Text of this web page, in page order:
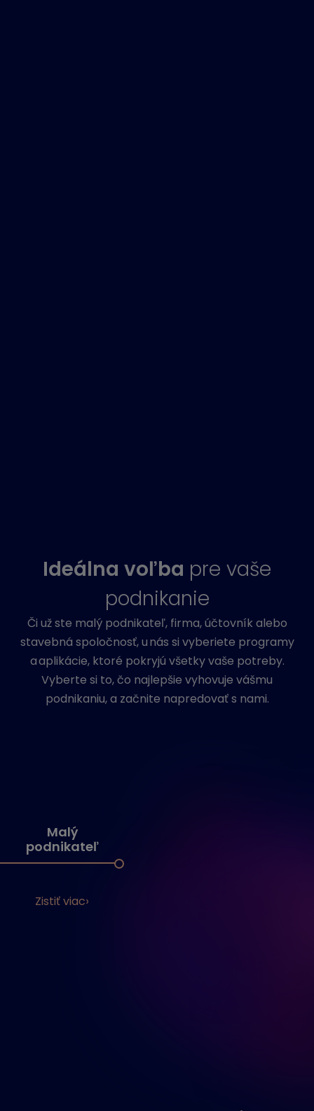
Ideálna voľba pre vaše
podnikanie
Či už ste malý podnikateľ, firma, účtovník alebo
stavebná spoločnosť, u nás si vyberiete programy
a aplikácie, ktoré pokryjú všetky vaše potreby.
Vyberte si to, čo najlepšie vyhovuje vášmu
podnikaniu, a začnite napredovať s nami.
Malý
podnikateľ
Zistiť viac